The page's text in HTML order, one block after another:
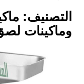
التصنيف:
وماكينات